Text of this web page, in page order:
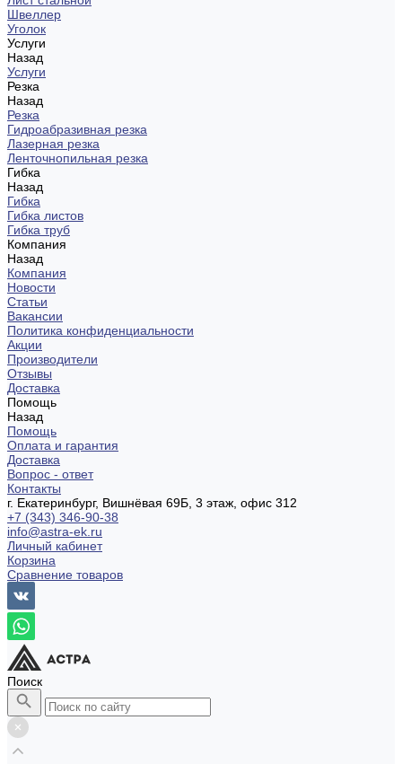
Швеллер
Уголок
Услуги
Назад
Услуги
Резка
Назад
Резка
Гидроабразивная резка
Лазерная резка
Ленточнопильная резка
Гибка
Назад
Гибка
Гибка листов
Гибка труб
Компания
Назад
Компания
Новости
Статьи
Вакансии
Политика конфиденциальности
Акции
Производители
Отзывы
Доставка
Помощь
Назад
Помощь
Оплата и гарантия
Доставка
Вопрос - ответ
Контакты
г. Екатеринбург, Вишнёвая 69Б, 3 этаж, офис 312
+7 (343) 346-90-38
info@astra-ek.ru
Личный кабинет
Корзина
Сравнение товаров
Поиск